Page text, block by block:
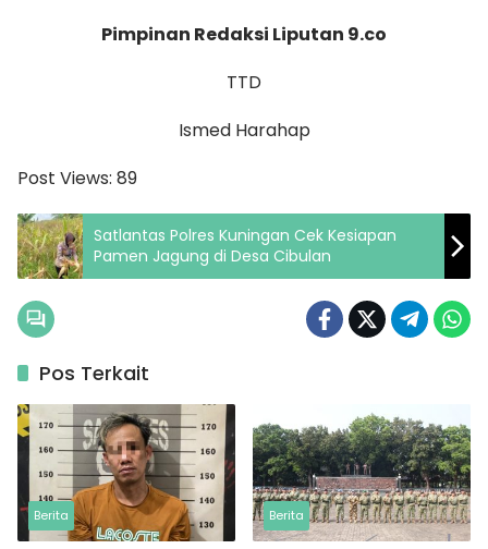
Pimpinan Redaksi Liputan 9.co
TTD
Ismed Harahap
Post Views: 89
Satlantas Polres Kuningan Cek Kesiapan
Pamen Jagung di Desa Cibulan
Pos Terkait
Berita Berita